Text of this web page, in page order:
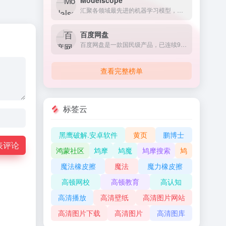
评论
百度网盘
查看完整榜单
标签云
黑鹰破解.安卓软件 黄页
鹏博士
鸿蒙社区
鸩摩 鸠魔 鸠摩搜索
鸠
魔法橡皮擦
魔法
魔力橡皮擦
高顿网校
高顿教育
高认知
高清播放
高清壁纸
高清图片网站
高清图片下载
高清图片 高清图库